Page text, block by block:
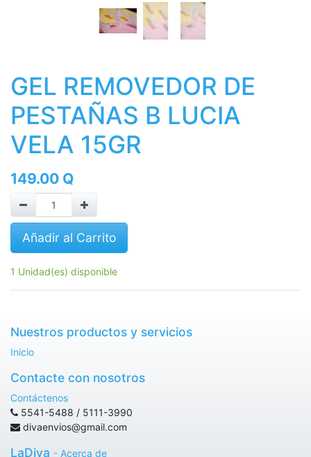
GEL REMOVEDOR DE
PESTAÑAS B LUCIA
VELA 15GR
149.00 Q
Añadir al Carrito
1 Unidad(es) disponible
Nuestros productos y servicios
Inicio
Contacte con nosotros
Contáctenos
5541-5488 / 5111-3990
divaenvios@gmail.com
LaDiva - Acerca de